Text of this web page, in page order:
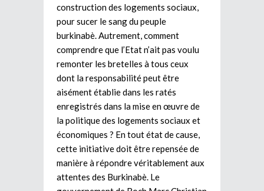
construction des logements sociaux,
pour sucer le sang du peuple
burkinabè. Autrement, comment
comprendre que l’Etat n’ait pas voulu
remonter les bretelles à tous ceux
dont la responsabilité peut être
aisément établie dans les ratés
enregistrés dans la mise en œuvre de
la politique des logements sociaux et
économiques ? En tout état de cause,
cette initiative doit être repensée de
manière à répondre véritablement aux
attentes des Burkinabè. Le